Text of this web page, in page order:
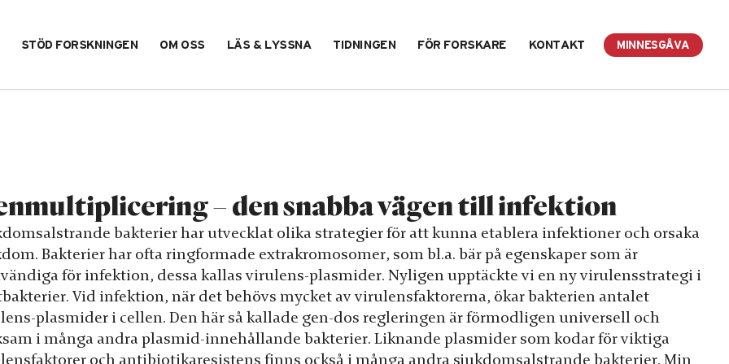
STÖD FORSKNINGEN OM OSS LÄS & LYSSNA TIDNINGEN FÖR FORSKARE KONTAKT MINNESGÅVA
– den snabba vägen till infektion
bakterier har utvecklat olika strategier för att kunna etablera infektioner och orsaka
Bakterier har ofta ringformade extrakromosomer, som bl.a. bär på egenskaper som är
för infektion, dessa kallas virulens-plasmider. Nyligen upptäckte vi en ny virulensstrategi i
Vid infektion, när det behövs mycket av virulensfaktorerna, ökar bakterien antalet
plasmider i cellen. Den här så kallade gen-dos regleringen är förmodligen universell och
i många andra plasmid-innehållande bakterier. Liknande plasmider som kodar för viktiga
och antibiotikaresistens finns också i många andra sjukdomsalstrande bakterier. Min